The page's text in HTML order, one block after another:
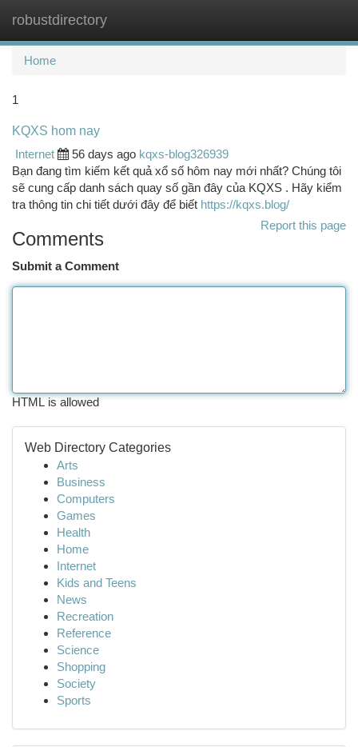
robustdirectory
Home
1
KQXS hom nay
Internet
56 days ago kqxs-blog326939
Bạn đang tìm kiếm kết quả xổ số hôm nay mới nhất? Chúng tôi
sẽ cung cấp danh sách quay số gần đây của KQXS . Hãy kiểm
tra thông tin chi tiết dưới đây để biết https://kqxs.blog/
Report this page
Comments
Submit a Comment
HTML is allowed
Web Directory Categories
Arts
Business
Computers
Games
Health
Home
Internet
Kids and Teens
News
Recreation
Reference
Science
Shopping
Society
Sports